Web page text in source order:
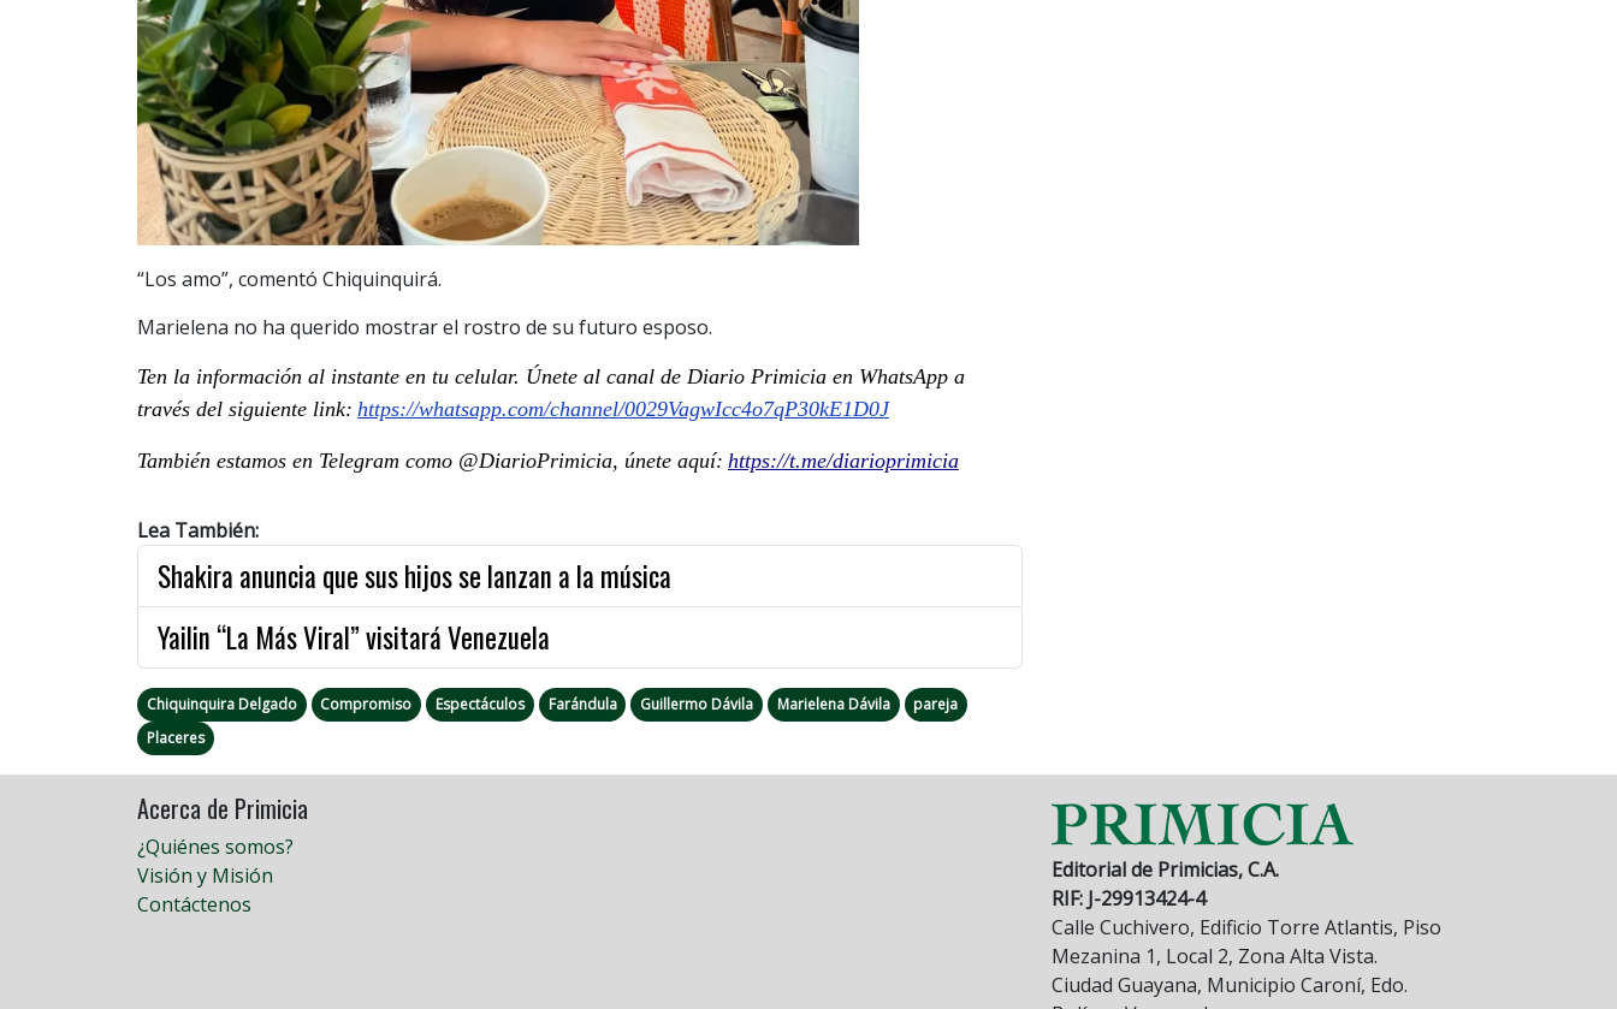
“Los amo”, comentó Chiquinquirá.
Marielena no ha querido mostrar el rostro de su futuro esposo.
Ten la información al instante en tu celular. Únete al canal de Diario Primicia en WhatsApp a
través del siguiente link: https://whatsapp.com/channel/0029VagwIcc4o7qP30kE1D0J
También estamos en Telegram como @DiarioPrimicia, únete aquí: https://t.me/diarioprimicia
Lea También:
Shakira anuncia que sus hijos se lanzan a la música
Yailin “La Más Viral” visitará Venezuela
Chiquinquira Delgado Compromiso Espectáculos Farándula Guillermo Dávila Marielena Dávila
pareja
Placeres
Acerca de Primicia
¿Quiénes somos?
Visión y Misión
Contáctenos
Editorial de Primicias, C.A.
RIF: J-29913424-4
Calle Cuchivero, Edificio Torre Atlantis, Piso
Mezanina 1, Local 2, Zona Alta Vista.
Ciudad Guayana, Municipio Caroní, Edo.